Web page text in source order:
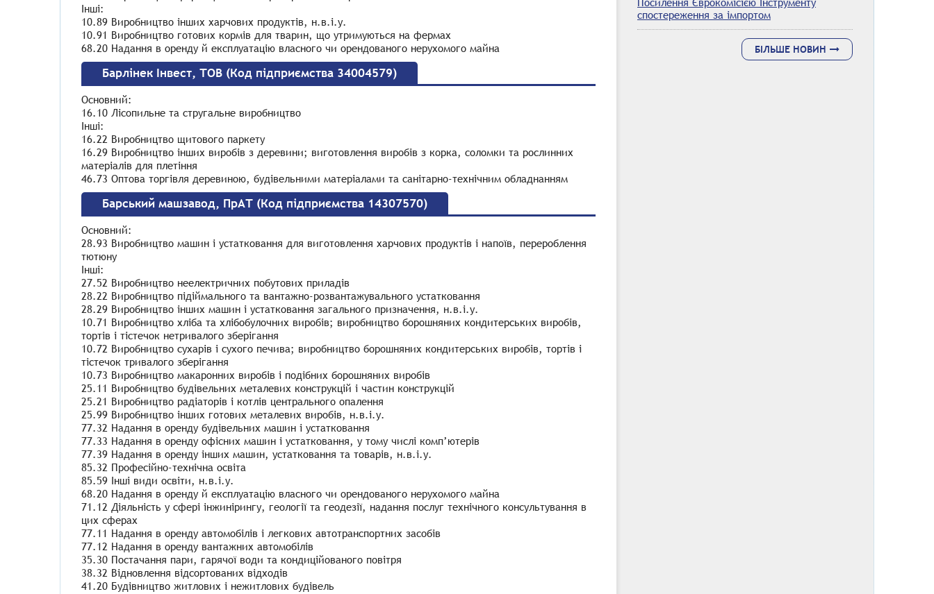
спостереження за імпортом
БІЛЬШЕ НОВИН
Інші:
10.89 Виробництво інших харчових продуктів, н.в.і.у.
10.91 Виробництво готових кормів для тварин, що утримуються на фермах
68.20 Надання в оренду й експлуатацію власного чи орендованого нерухомого майна
Барлінек Інвест, ТОВ (Код підприємства 34004579)
Основний:
16.10 Лісопильне та стругальне виробництво
Інші:
16.22 Виробництво щитового паркету
16.29 Виробництво інших виробів з деревини; виготовлення виробів з корка, соломки та рослинних
матеріалів для плетіння
46.73 Оптова торгівля деревиною, будівельними матеріалами та санітарно-технічним обладнанням
Барський машзавод, ПрАТ (Код підприємства 14307570)
Основний:
28.93 Виробництво машин і устатковання для виготовлення харчових продуктів і напоїв, перероблення
тютюну
Інші:
27.52 Виробництво неелектричних побутових приладів
28.22 Виробництво підіймального та вантажно-розвантажувального устатковання
28.29 Виробництво інших машин і устатковання загального призначення, н.в.і.у.
10.71 Виробництво хліба та хлібобулочних виробів; виробництво борошняних кондитерських виробів,
тортів і тістечок нетривалого зберігання
10.72 Виробництво сухарів і сухого печива; виробництво борошняних кондитерських виробів, тортів і
тістечок тривалого зберігання
10.73 Виробництво макаронних виробів і подібних борошняних виробів
25.11 Виробництво будівельних металевих конструкцій і частин конструкцій
25.21 Виробництво радіаторів і котлів центрального опалення
25.99 Виробництво інших готових металевих виробів, н.в.і.у.
77.32 Надання в оренду будівельних машин і устатковання
77.33 Надання в оренду офісних машин і устатковання, у тому числі комп’ютерів
77.39 Надання в оренду інших машин, устатковання та товарів, н.в.і.у.
85.32 Професійно-технічна освіта
85.59 Інші види освіти, н.в.і.у.
68.20 Надання в оренду й експлуатацію власного чи орендованого нерухомого майна
71.12 Діяльність у сфері інжинірингу, геології та геодезії, надання послуг технічного консультування в
цих сферах
77.11 Надання в оренду автомобілів і легкових автотранспортних засобів
77.12 Надання в оренду вантажних автомобілів
35.30 Постачання пари, гарячої води та кондиційованого повітря
38.32 Відновлення відсортованих відходів
41.20 Будівництво житлових і нежитлових будівель